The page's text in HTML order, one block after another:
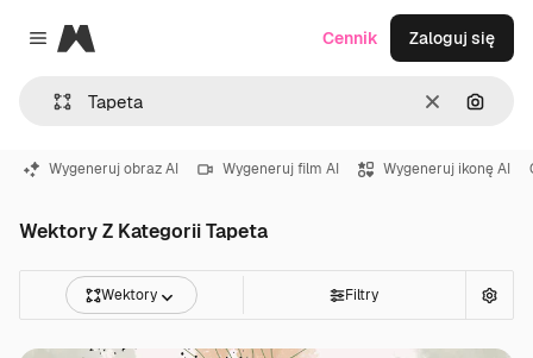
Close menu
Magnific
WyczyśćSzukaj
Cennik Zaloguj się
Wygeneruj obraz AI Wygeneruj film AI Wygeneruj ikonę AI
Wektory Z Kategorii Tapeta
Wektory Filtry